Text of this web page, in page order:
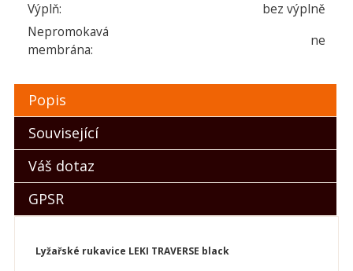
Výplň:
bez výplně
Nepromokavá
membrána:
ne
Popis
Související
Váš dotaz
GPSR
Lyžařské rukavice LEKI TRAVERSE black